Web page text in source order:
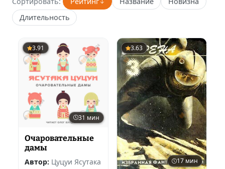
Длительность
3.91
31 мин
Очаровательные
дамы
Автор: Цуцуи Ясутака
3.63
17 мин